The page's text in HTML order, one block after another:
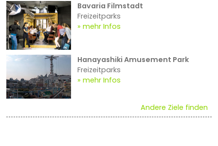
Bavaria Filmstadt
Freizeitparks
mehr Infos
Hanayashiki Amusement Park
Freizeitparks
mehr Infos
Andere Ziele finden